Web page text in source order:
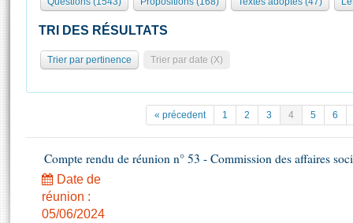
Pétitions
Projets de loi
Propositions de loi
Amendements
Textes adoptés
Présidence Conférence des Présidents Bureau Collège des
Statistiques et chiffres clés
Documents de référence
( Constitution | Règlement de l'Assemblée ... )
Histoire
Juniors
Contacts et plan d'accès
Photos libres de droit
TRI DES RÉSULTATS
Trier par pertinence Trier par date (X)
« précedent 1 2 3 4 5 6
Compte rendu de réunion n° 53 - Commission des affaires
Date de
réunion :
05/06/2024